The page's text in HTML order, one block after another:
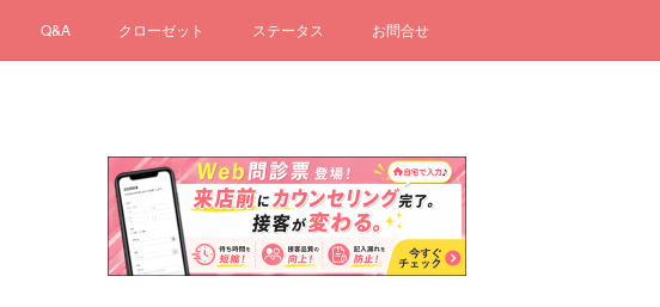
Q&A クローゼット ステータス お問合せ